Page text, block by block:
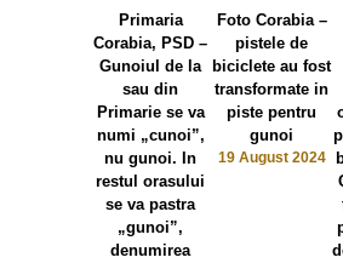
Primaria
Corabia, PSD –
Gunoiul de la
sau din
Primarie se va
numi „cunoi”,
nu gunoi. In
restul orasului
se va pastra
„gunoi”,
denumirea
Foto Corabia –
pistele de
biciclete au fost
transformate in
piste pentru
gunoi
19 August 2024